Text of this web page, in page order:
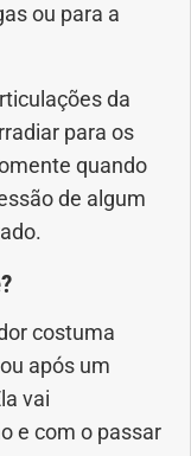
ou para a
da
para os
quando
de algum
costuma
após um
vai
e com o passar